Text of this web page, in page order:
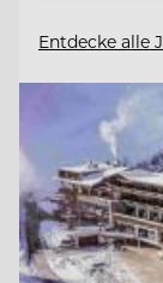
Entdecke alle